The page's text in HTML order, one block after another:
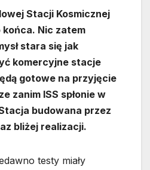
Stacji Kosmicznej
końca. Nic zatem
stara się jak
komercyjne stacje
gotowe na przyjęcie
zanim ISS spłonie w
budowana przez
bliżej realizacji.
testy miały